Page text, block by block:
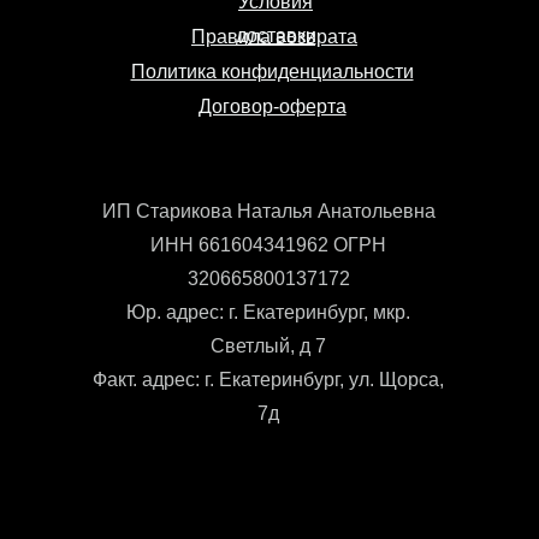
ИП Старикова Наталья Анатольевна
ИНН 661604341962 ОГРН
320665800137172
Юр. адрес: г. Екатеринбург, мкр.
Светлый, д 7
Факт. адрес: г. Екатеринбург, ул. Щорса,
7д
Политика конфиденциальности
доставки
Правила возврата
Договор-оферта